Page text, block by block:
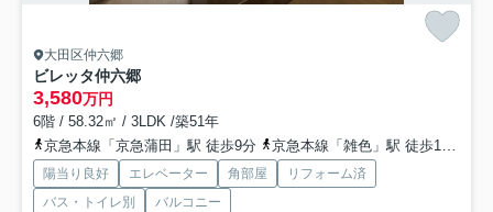
大田区仲六郷
ビレッタ仲六郷
3,580万円
6階 / 58.32㎡ / 3LDK /築51年
京急本線「京急蒲田」駅 徒歩9分
京急本線「雑色」駅 徒歩10分
陽当り良好 エレベーター 角部屋
リフォーム済
バス・トイレ別
バルコニー